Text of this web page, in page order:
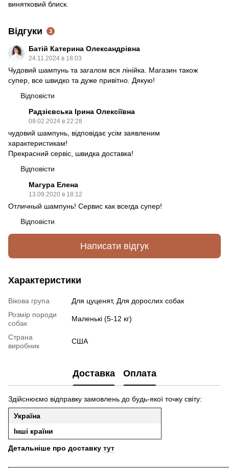
винятковий блиск.
Відгуки 3
Батій Катерина Олександрівна
24.11.2024 в 18:03
Чудовий шампунь та загалом вся лінійка. Магазин також
супер, все швидко та дуже привітно. Дякую!
Відповісти
Радзієвська Ірина Олексіївна
09.02.2024 в 22:28
чудовий шампунь, відповідає усім заявленим
характеристикам!
Прекрасний сервіс, швидка доставка!
Відповісти
Магура Елена
13.09.2020 в 18:12
Отличный шампунь! Сервис как всегда супер!
Відповісти
Написати відгук
Характеристики
Вікова група
Для цуценят, Для дорослих собак
Розмір породи
собак
Маленькі (5-12 кг)
Страна
виробник
США
Доставка Оплата
Здійснюємо відправку замовлень до будь-якої точку світу:
Україна
Інші країни
Детальніше про доставку тут